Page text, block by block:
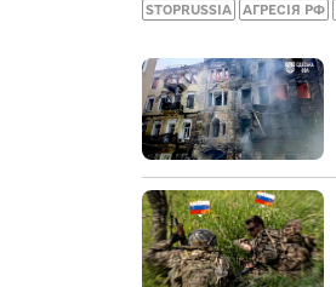
STOPRUSSIA АГРЕСІЯ РФ